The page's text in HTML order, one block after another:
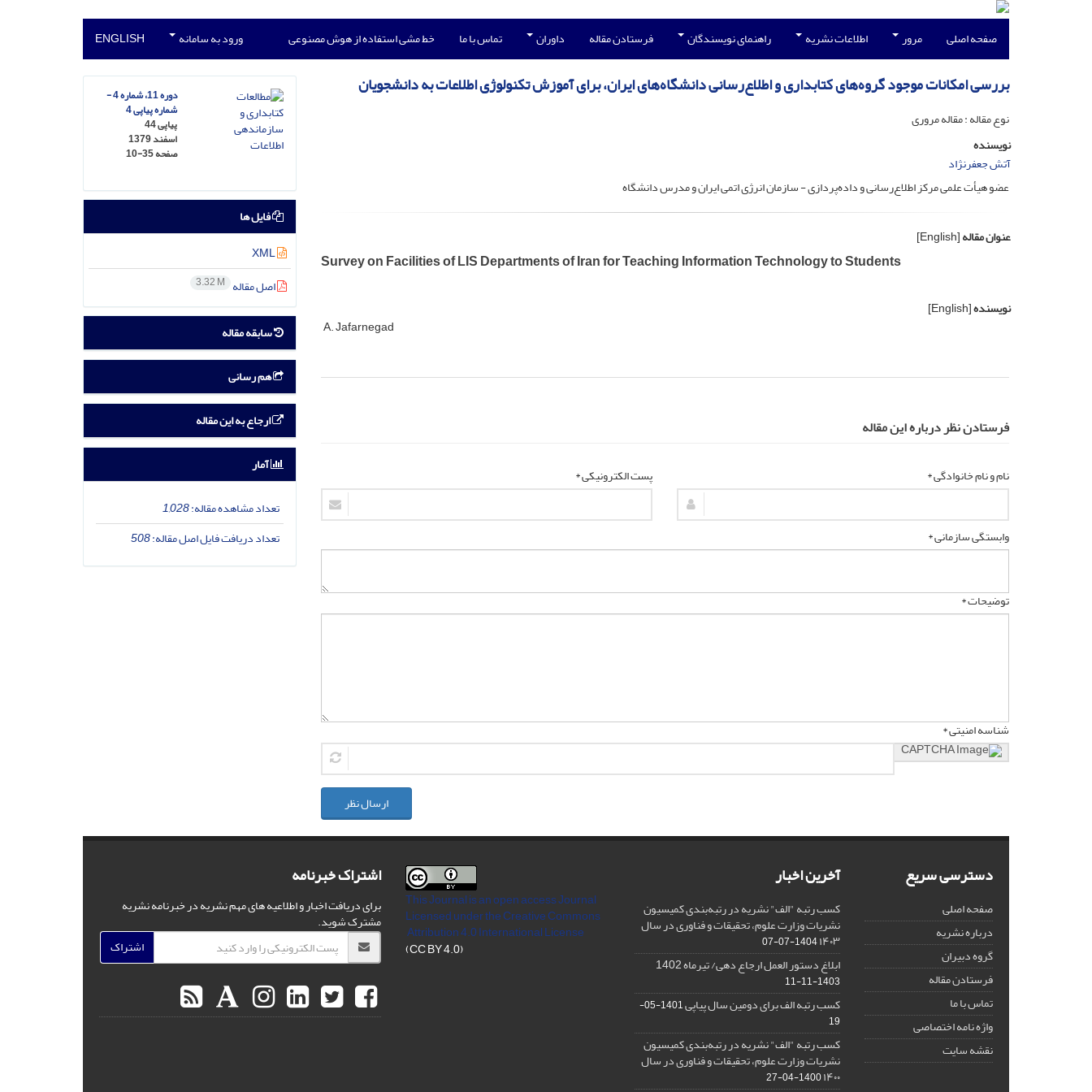
صفحه اصلی مرور اطلاعات نشریه راهنمای نویسندگان فرستادن مقاله داوران تماس با ما خط مشی استفاده از هوش مصنوعی ورود به سامانه ENGLISH
بررسی امکانات موجود گروه‌های کتابداری و اطلاع‌رسانی دانشگاه‌های ایران، برای آموزش تکنولوژی اطلاعات به دانشجویان
نوع مقاله : مقاله مروری
نویسنده
آتش جعفرنژاد
عضو هیأت علمی مرکز اطلاع‌‌رسانی و داده‌پردازی - سازمان انرژی اتمی ایران و مدرس دانشگاه
عنوان مقاله[English]
Survey on Facilities of LIS Departments of Iran for Teaching Information Technology to Students
نویسنده[English]
A. Jafarnegad
فرستادن نظر درباره این مقاله
نام و نام خانوادگی * پست الکترونیکی *
وابستگی سازمانی *
توضیحات *
شناسه امنیتی *
ارسال نظر
دوره 11، شماره 4 -
شماره پیاپی 4
پیاپی 44
اسفند 1379
صفحه10-35
فایل ها
XML
اصل مقاله 3.32 M
سابقه مقاله
هم رسانی
ارجاع به این مقاله
آمار
تعداد مشاهده مقاله:1,028
تعداد دریافت فایل اصل مقاله:508
دسترسی سریع
صفحه اصلی
درباره نشریه
گروه دبیران
فرستادن مقاله
تماس با ما
واژه نامه اختصاصی
نقشه سایت
آخرین اخبار
کسب رتبه "الف" نشریه در رتبه‌بندی کمیسیون
نشریات وزارت علوم، تحقیقات و فناوری در سال
۱۴۰۳1404-07-07
ابلاغ دستور العمل ارجاع دهی/ تیرماه 1402
1403-11-11
کسب رتبه الف برای دومین سال پیاپی
1401-05-
19
کسب رتبه "الف" نشریه در رتبه‌بندی کمیسیون
نشریات وزارت علوم، تحقیقات و فناوری در سال
۱۴۰۰1400-04-27
This Journal is an open access Journal
Licensedunder the Creative Commons
Attribution 4.0 International License
(CC BY 4.0)
اشتراک خبرنامه
برای دریافت اخبار و اطلاعیه های مهم نشریه در خبرنامه نشریه
مشترک شوید.
اشتراک